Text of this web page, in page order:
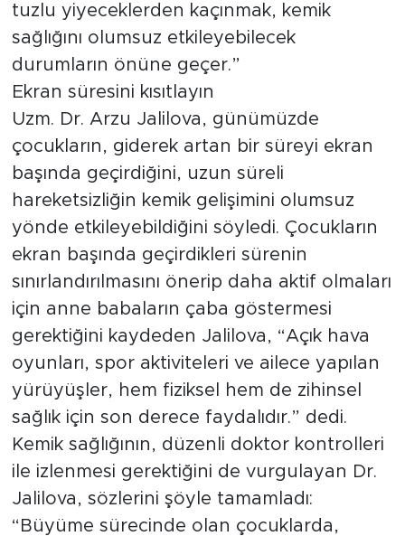
tuzlu yiyeceklerden kaçınmak, kemik
sağlığını olumsuz etkileyebilecek
durumların önüne geçer.”
Ekran süresini kısıtlayın
Uzm. Dr. Arzu Jalilova, günümüzde
çocukların, giderek artan bir süreyi ekran
başında geçirdiğini, uzun süreli
hareketsizliğin kemik gelişimini olumsuz
yönde etkileyebildiğini söyledi. Çocukların
ekran başında geçirdikleri sürenin
sınırlandırılmasını önerip daha aktif olmaları
için anne babaların çaba göstermesi
gerektiğini kaydeden Jalilova, “Açık hava
oyunları, spor aktiviteleri ve ailece yapılan
yürüyüşler, hem fiziksel hem de zihinsel
sağlık için son derece faydalıdır.” dedi.
Kemik sağlığının, düzenli doktor kontrolleri
ile izlenmesi gerektiğini de vurgulayan Dr.
Jalilova, sözlerini şöyle tamamladı:
“Büyüme sürecinde olan çocuklarda,